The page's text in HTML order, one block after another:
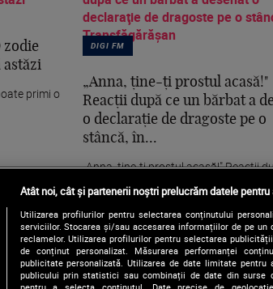
zodie
astăzi
primi o
DIGI FM
„Anna, ţine-ţi prostul acasă!"
Reacţii după ce un bărbat a
o declaraţie de dragoste pe o
stâncă, în...
„Anna, ţine-ţi prostul acasă!" Reacţii
pe...
Atât noi, cât și partenerii noștri prelucrăm datele pentru
Utilizarea profilurilor pentru selectarea conținutului
serviciilor. Stocarea și/sau accesarea informațiilor de pe un
reclamelor. Utilizarea profilurilor pentru selectarea
de conținut personalizat. Măsurarea performanței
publicitate personalizată. Utilizarea de date limitate pentru
publicului prin statistici sau combinații de date din surse